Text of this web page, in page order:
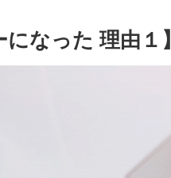
なった 理由１】